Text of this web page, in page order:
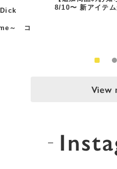
～ コ
8/10〜 新アイテム
View